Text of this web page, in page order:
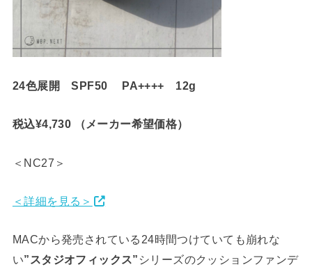
24色展開 SPF50 PA++++ 12g
税込¥4,730 （メーカー希望価格）
＜NC27＞
＜詳細を見る＞
MACから発売されている24時間つけていても崩れな
い”スタジオフィックス” シリーズのクッションファンデ